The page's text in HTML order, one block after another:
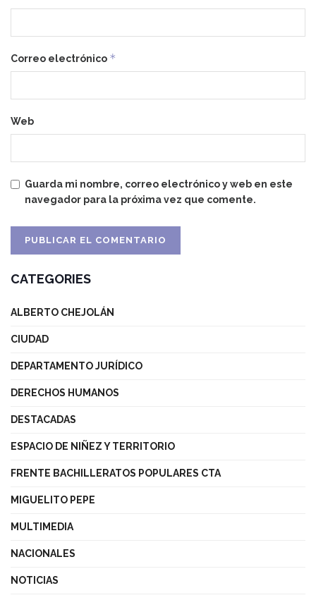
Correo electrónico *
Web
Guarda mi nombre, correo electrónico y web en este
navegador para la próxima vez que comente.
CATEGORIES
ALBERTO CHEJOLÁN
CIUDAD
DEPARTAMENTO JURÍDICO
DERECHOS HUMANOS
DESTACADAS
ESPACIO DE NIÑEZ Y TERRITORIO
FRENTE BACHILLERATOS POPULARES CTA
MIGUELITO PEPE
MULTIMEDIA
NACIONALES
NOTICIAS